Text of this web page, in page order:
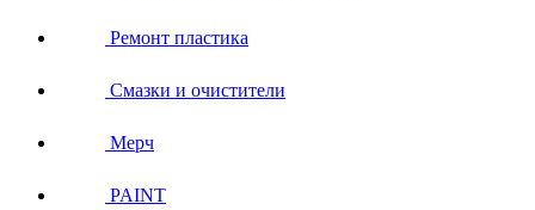
Ремонт пластика
Смазки и очистители
Мерч
PAINT